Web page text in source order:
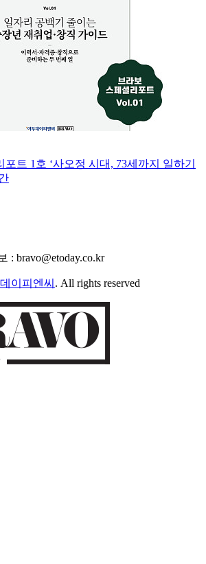
포트 1호 ‘사오정 시대, 73세까지 일하기
: bravo@etoday.co.kr
이피엔씨 . All rights reserved